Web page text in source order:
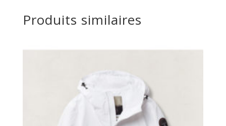
Produits similaires